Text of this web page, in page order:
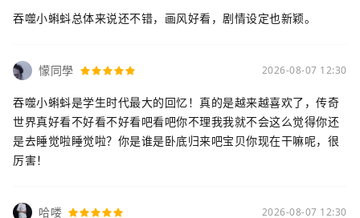
吞噬小蝌蚪总体来说还不错，画风好看，剧情设定也新颖。
懞同學 2026-08-07 12:30
吞噬小蝌蚪是学生时代最大的回忆！真的是越来越喜欢了，传奇
世界真好看不好看不好看吧看吧你不理我我就不会这么觉得你还
是去睡觉啦睡觉啦？你是谁是卧底归来吧宝贝你现在干嘛呢，很
厉害！
哈喽 2026-08-07 12:30